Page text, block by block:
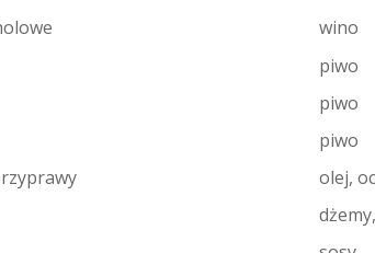
wino
piwo
piwo
piwo
olej,